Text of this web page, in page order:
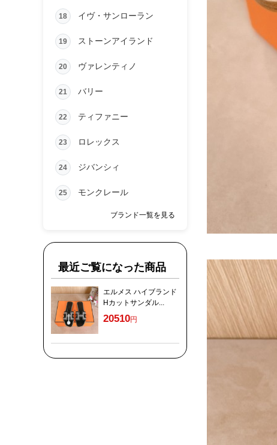
18 イヴ・サンローラン
19 ストーンアイランド
20 ヴァレンティノ
21 バリー
22 ティファニー
23 ロレックス
24 ジバンシィ
25 モンクレール
ブランド一覧を見る
最近ご覧になった商品
エルメス ハイブランド
Hカットサンダル...
20510円